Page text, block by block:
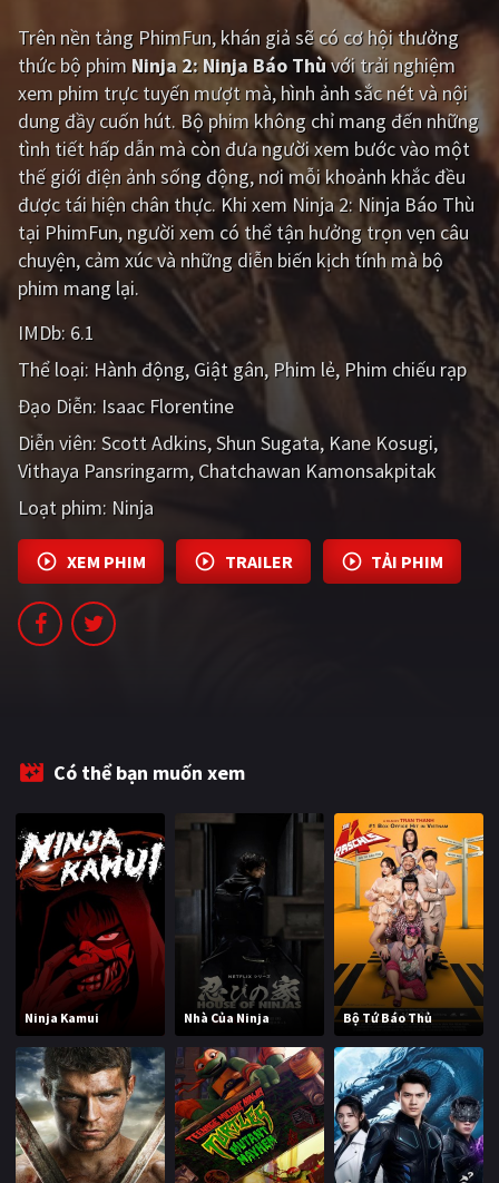
Giật gân Gia đình
Lịch sử
Viễn Tây Tiểu sử
GameShow DramaTV
QUỐC GIA
Âu - Mỹ Trung Quốc - Hồng Kông
Hàn Quốc Nhật Bản
Ấn Độ Việt Nam
Tổng hợp
CẬP NHẬT
PHIM MỚI
PHIM BỘ
PHIM LẺ
PHIM CHIẾU RẠP
Trên nền tảng PhimFun, khán giả sẽ có cơ hội thưởng
thức bộ phim Ninja 2: Ninja Báo Thùvới trải nghiệm
xem phim trực tuyến mượt mà, hình ảnh sắc nét và nội
dung đầy cuốn hút. Bộ phim không chỉ mang đến những
tình tiết hấp dẫn mà còn đưa người xem bước vào một
thế giới điện ảnh sống động, nơi mỗi khoảnh khắc đều
được tái hiện chân thực. Khi xem Ninja 2: Ninja Báo Thù
tại PhimFun, người xem có thể tận hưởng trọn vẹn câu
chuyện, cảm xúc và những diễn biến kịch tính mà bộ
phim mang lại.
IMDb: 6.1
Thể loại: Hành động Giật gân Phim lẻ Phim chiếu rạp
Đạo Diễn: Isaac Florentine
Diễn viên: Scott Adkins Shun Sugata Kane Kosugi
Vithaya Pansringarm Chatchawan Kamonsakpitak
Loạt phim: Ninja
XEM PHIM TRAILER TẢI PHIM
Có thể bạn muốn xem
Ninja Kamui Nhà Của Ninja Bộ Tứ Báo Thủ